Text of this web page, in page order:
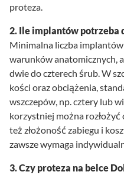
proteza.
2. Ile implantów potrzeba
Minimalna liczba implantów
warunków anatomicznych,
dwie do czterech śrub. W
kości oraz obciążenia,
wszczepów, np. cztery lub
korzystniej można
też złożoność zabiegu i
zawsze wymaga
3. Czy proteza na belce